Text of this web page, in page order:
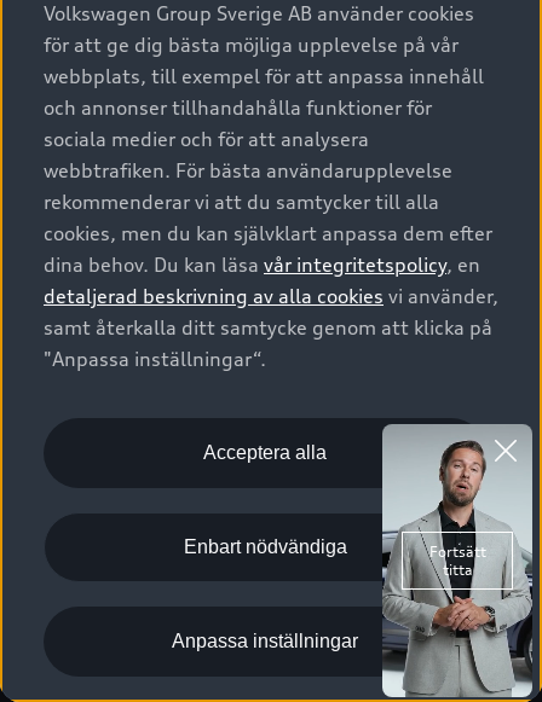
A6 modellerna
SUV
Avant
Audi Sport
Privatleasing
Nya bilar i lager
Begagnade bilar i lager
Audi approved :plus - så gott som nya
Finansiering
Audi exclusive
Provkörning
Service & tillbehör
Audi digital services
Originaltillbehör - köp online
Garantier
Försäkring
Digitala manualer för din Audi
Audi Collection – livsstilsartiklar
Vanliga frågor
2G/3G nätet stängs ned - Hur påverkas min bil av detta?
Tjänstebil
Tjänstebil
Business lease online
Företagsleasing
Om Audi Sverige
Kontakta oss
Audi Återförsäljare/-serviceverkstad
myAudi
Pressmeddelanden
Nyhetsbrev
Vårt hållbarhetsarbete
Lediga tjänster huvudkontor
Lediga tjänster hos Audi Återförsäljare
Kommentar till mediauppgifter om dataläcka
© 2026 AUDI SVERIGE. All Rights Reserved.
Utgivare Juridiskt
Juridiskt Audi AG
Juridiskt Audi Digital Giveaway
Anpassa inställningar för cookies
Visselblåsarkanaler
Volkswagen Group Sverige AB använder cookies
för att ge dig bästa möjliga upplevelse på vår
webbplats, till exempel för att anpassa innehåll
och annonser tillhandahålla funktioner för
sociala medier och för att analysera
webbtrafiken. För bästa användarupplevelse
rekommenderar vi att du samtycker till alla
cookies, men du kan självklart anpassa dem efter
dina behov. Du kan läsa vår integritetspolicy, en
detaljerad beskrivning av alla cookies vi använder,
samt återkalla ditt samtycke genom att klicka på
"Anpassa inställningar“.
Acceptera alla
Enbart nödvändiga
Anpassa inställningar